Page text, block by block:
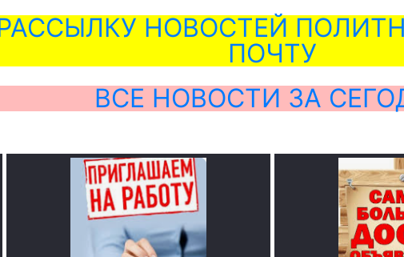
НОВОСТЕЙ
ПОЧТУ
ВСЕ НОВОСТИ ЗА